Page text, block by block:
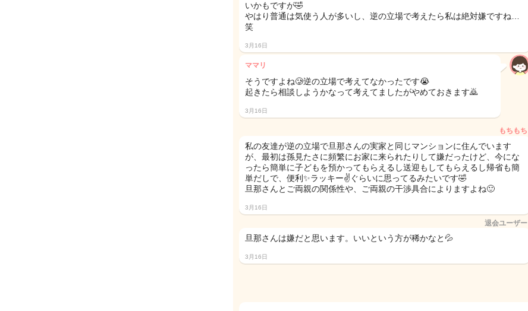
いかもですが🤣
やはり普通は気使う人が多いし、逆の立場で考えたら私は絶対嫌ですね…
笑
3月16日
ママリ
そうですよね🥲逆の立場で考えてなかったです😭
起きたら相談しようかなって考えてましたがやめておきます🙇
3月16日
もちもち
私の友達が逆の立場で旦那さんの実家と同じマンションに住んでいます
が、最初は孫見たさに頻繁にお家に来られたりして嫌だったけど、今にな
ったら簡単に子どもを預かってもらえるし送迎もしてもらえるし帰省も簡
単だしで、便利✨ラッキー✌️ぐらいに思ってるみたいです🤣
旦那さんとご両親の関係性や、ご両親の干渉具合によりますよね🙂
3月16日
退会ユーザー
旦那さんは嫌だと思います。いいという方が稀かなと💦
3月16日